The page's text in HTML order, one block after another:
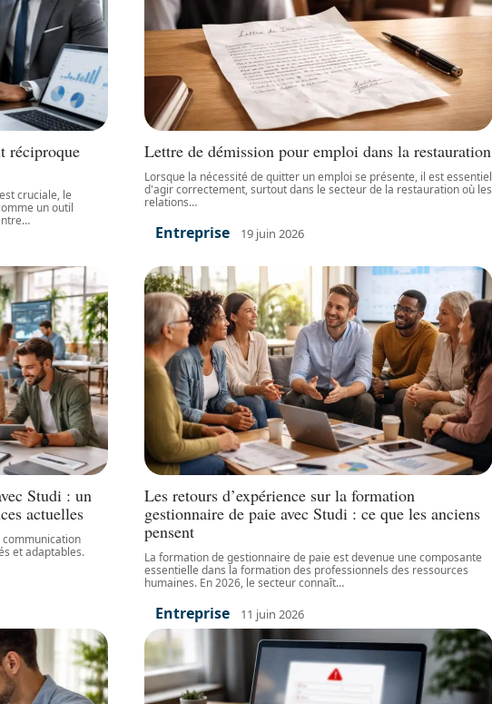
réciproque
cruciale, le
un outil
…
Lettre de démission pour emploi dans la restauration
Lorsque la nécessité de quitter un emploi se présente, il est essentiel
d'agir correctement, surtout dans le secteur de la restauration où les
relations…
Entreprise 19 juin 2026
Studi : un
actuelles
communication
et adaptables.
Les retours d’expérience sur la formation
gestionnaire de paie avec Studi : ce que les anciens
pensent
La formation de gestionnaire de paie est devenue une composante
essentielle dans la formation des professionnels des ressources
humaines. En 2026, le secteur connaît…
Entreprise 11 juin 2026